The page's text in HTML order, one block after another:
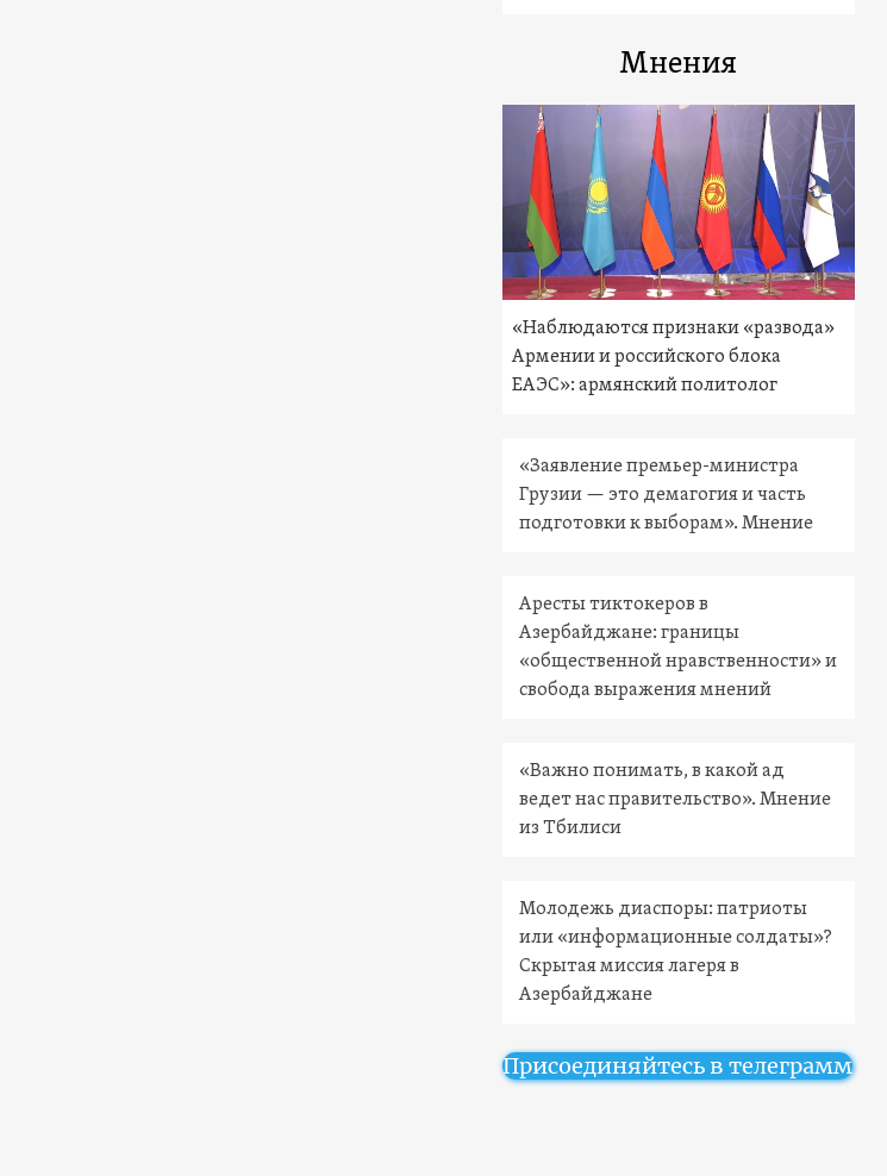
Мнения
«Наблюдаются признаки «развода»
Армении и российского блока
ЕАЭС»: армянский политолог
«Заявление премьер-министра
Грузии — это демагогия и часть
подготовки к выборам». Мнение
Аресты тиктокеров в
Азербайджане: границы
«общественной нравственности» и
свобода выражения мнений
«Важно понимать, в какой ад
ведет нас правительство». Мнение
из Тбилиси
Молодежь диаспоры: патриоты
или «информационные солдаты»?
Скрытая миссия лагеря в
Азербайджане
Присоединяйтесь в телеграмм